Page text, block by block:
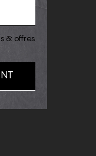
& offres